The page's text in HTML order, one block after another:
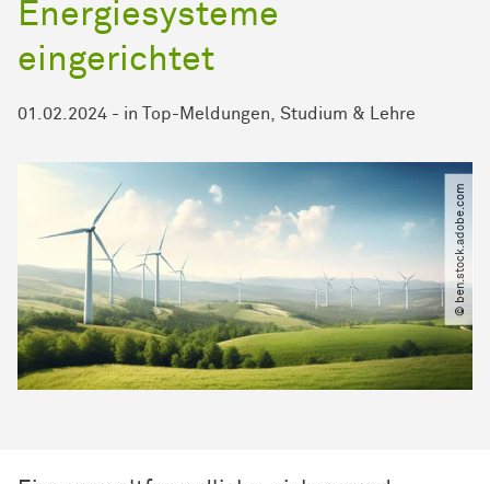
Energiesysteme
eingerichtet
01.02.2024 - in Top-Meldungen Studium & Lehre
© ben.stock.adobe.com